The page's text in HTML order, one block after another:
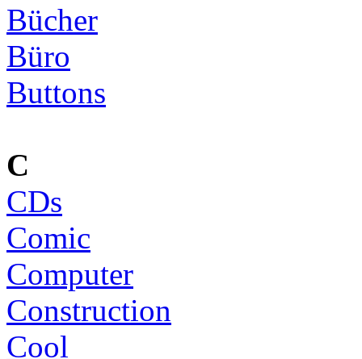
Bücher
Büro
Buttons
C
CDs
Comic
Computer
Construction
Cool